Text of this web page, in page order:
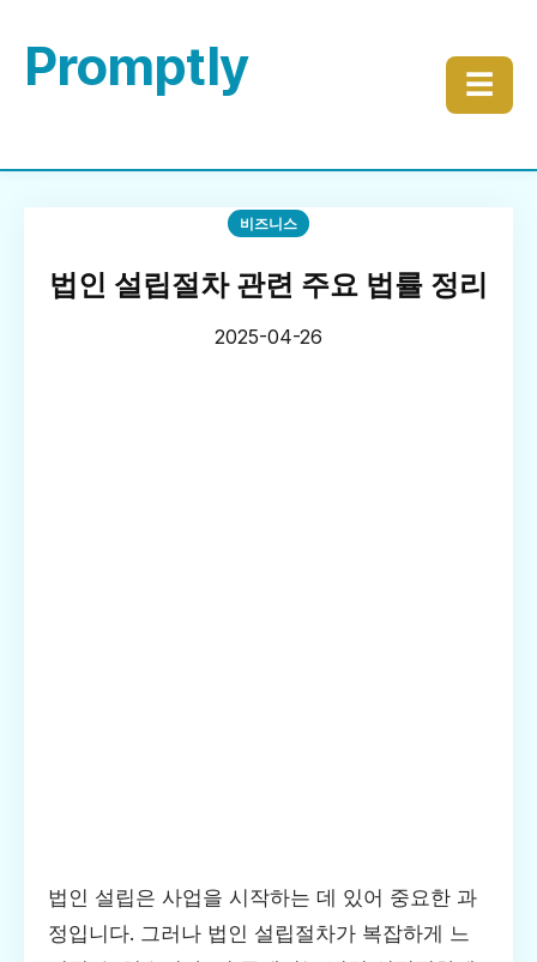
Promptly ☰
비즈니스
법인 설립절차 관련 주요 법률 정리
2025-04-26
법인 설립은 사업을 시작하는 데 있어 중요한 과
정입니다. 그러나 법인 설립절차가 복잡하게 느